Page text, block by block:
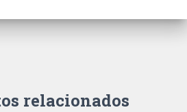
relacionados